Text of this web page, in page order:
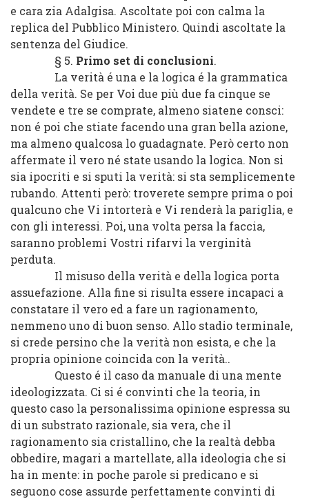
e cara zia Adalgisa. Ascoltate poi con calma la
replica del Pubblico Ministero. Quindi ascoltate la
sentenza del Giudice.
§ 5. Primo set di conclusioni.
La verità é una e la logica é la grammatica
della verità. Se per Voi due più due fa cinque se
vendete e tre se comprate, almeno siatene consci:
non é poi che stiate facendo una gran bella azione,
ma almeno qualcosa lo guadagnate. Però certo non
affermate il vero né state usando la logica. Non si
sia ipocriti e si sputi la verità: si sta semplicemente
rubando. Attenti però: troverete sempre prima o poi
qualcuno che Vi intorterà e Vi renderà la pariglia, e
con gli interessi. Poi, una volta persa la faccia,
saranno problemi Vostri rifarvi la verginità
perduta.
Il misuso della verità e della logica porta
assuefazione. Alla fine si risulta essere incapaci a
constatare il vero ed a fare un ragionamento,
nemmeno uno di buon senso. Allo stadio terminale,
si crede persino che la verità non esista, e che la
propria opinione coincida con la verità..
Questo é il caso da manuale di una mente
ideologizzata. Ci si é convinti che la teoria, in
questo caso la personalissima opinione espressa su
di un substrato razionale, sia vera, che il
ragionamento sia cristallino, che la realtà debba
obbedire, magari a martellate, alla ideologia che si
ha in mente: in poche parole si predicano e si
seguono cose assurde perfettamente convinti di